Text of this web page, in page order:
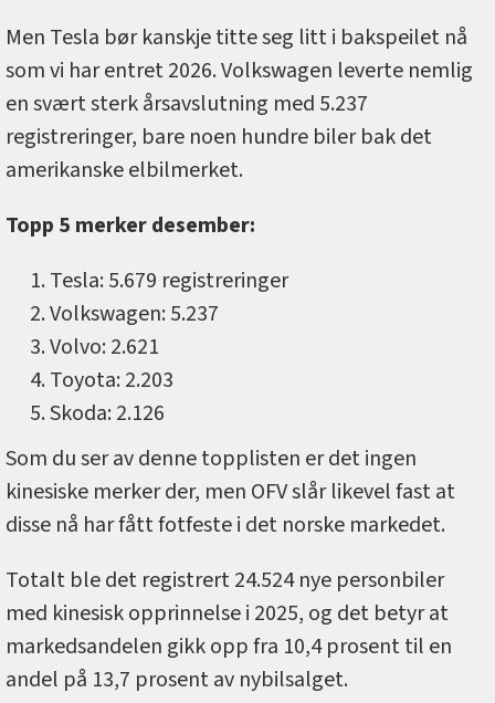
Men Tesla bør kanskje titte seg litt i bakspeilet nå
som vi har entret 2026. Volkswagen leverte nemlig
en svært sterk årsavslutning med 5.237
registreringer, bare noen hundre biler bak det
amerikanske elbilmerket.
Topp 5 merker desember:
Tesla: 5.679 registreringer
Volkswagen: 5.237
Volvo: 2.621
Toyota: 2.203
Skoda: 2.126
Som du ser av denne topplisten er det ingen
kinesiske merker der, men OFV slår likevel fast at
disse nå har fått fotfeste i det norske markedet.
Totalt ble det registrert 24.524 nye personbiler
med kinesisk opprinnelse i 2025, og det betyr at
markedsandelen gikk opp fra 10,4 prosent til en
andel på 13,7 prosent av nybilsalget.